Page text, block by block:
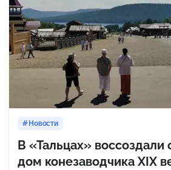
Новости
В «Тальцах» воссоздали
дом конезаводчика XIX